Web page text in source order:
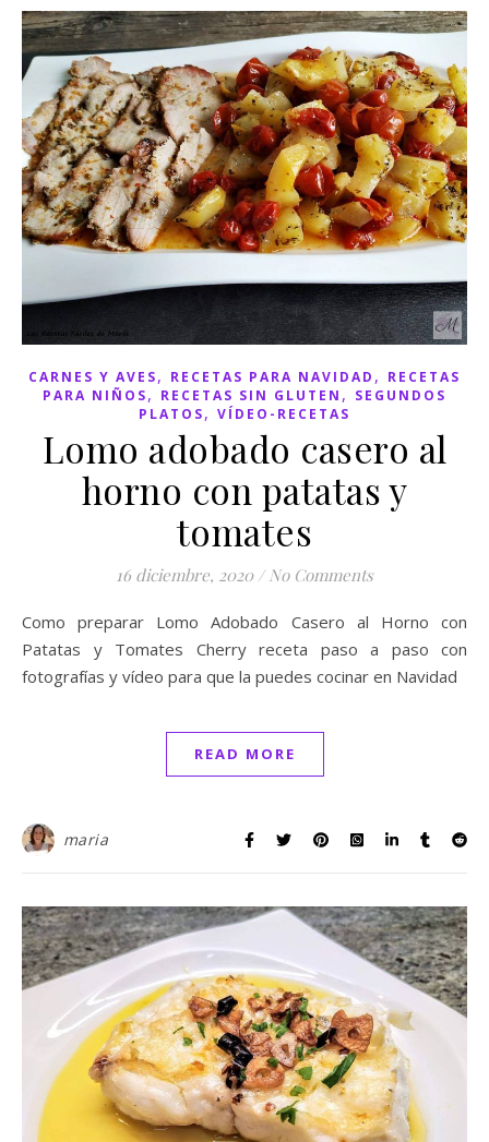
CARNES Y AVES, RECETAS PARA NAVIDAD , RECETAS
PARA NIÑOS, RECETAS SIN GLUTEN , SEGUNDOS
PLATOS, VÍDEO-RECETAS
Lomo adobado casero al
horno con patatas y
tomates
16 diciembre, 2020 / No Comments
Como preparar Lomo Adobado Casero al Horno con
Patatas y Tomates Cherry receta paso a paso con
fotografías y vídeo para que la puedes cocinar en Navidad
READ MORE
maria